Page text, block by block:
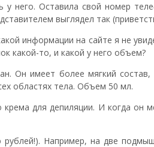
у него. Оставила свой номер
выглядел так
информации на сайте я не
какой-то, и какой у него объем?
Он имеет более мягкий
областях тела. Объем 50 мл.
для депиляции. И когда он
рублей!). Например, на две